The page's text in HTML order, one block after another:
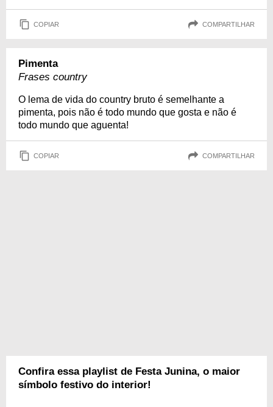
COPIAR COMPARTILHAR
Pimenta
Frases country
O lema de vida do country bruto é semelhante a
pimenta, pois não é todo mundo que gosta e não é
todo mundo que aguenta!
COPIAR COMPARTILHAR
Confira essa playlist de Festa Junina, o maior
símbolo festivo do interior!